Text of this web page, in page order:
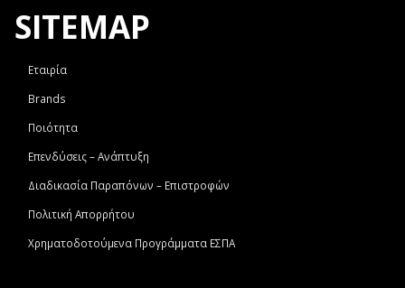
SITEMAP
Εταιρία
Brands
Ποιότητα
Επενδύσεις – Ανάπτυξη
Διαδικασία Παραπόνων – Επιστροφών
Πολιτική Απορρήτου
Χρηματοδοτούμενα Προγράμματα ΕΣΠΑ